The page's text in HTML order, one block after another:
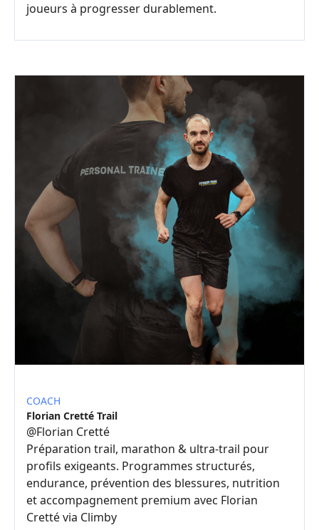
joueurs à progresser durablement.
COACH
Florian Cretté Trail
@Florian Cretté
Préparation trail, marathon & ultra-trail pour
profils exigeants. Programmes structurés,
endurance, prévention des blessures, nutrition
et accompagnement premium avec Florian
Cretté via Climby